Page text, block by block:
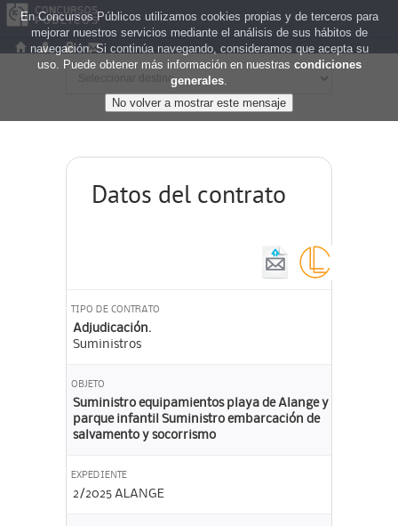
Datos del contrato
TIPO DE CONTRATO
Adjudicación.
Suministros
OBJETO
Suministro equipamientos playa de Alange y
parque infantil Suministro embarcación de
salvamento y socorrismo
EXPEDIENTE
2/2025 ALANGE
En Concursos Públicos utilizamos cookies propias y de terceros para
mejorar nuestros servicios mediante el análisis de sus hábitos de
navegación. Si continúa navegando, consideramos que acepta su
uso. Puede obtener más información en nuestras condiciones
generales.